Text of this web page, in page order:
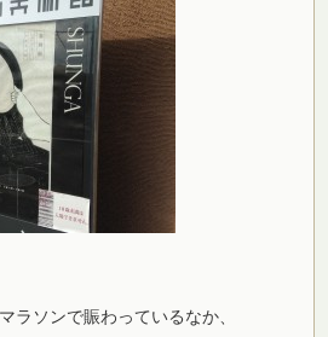
ラソンで賑わっているなか、